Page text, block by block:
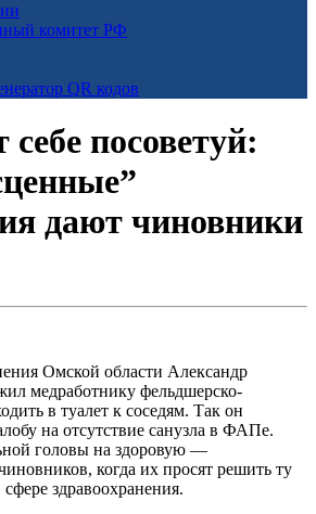
комитет РФ
QR кодов
себе посоветуй:
дают чиновники
Омской области Александр
медработнику фельдшерско-
в туалет к соседям. Так он
на отсутствие санузла в ФАПе.
головы на здоровую —
когда их просят решить ту
здравоохранения.